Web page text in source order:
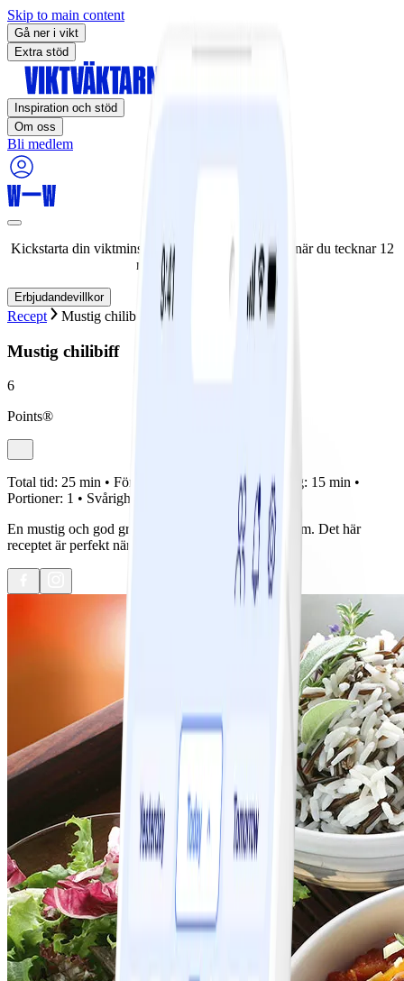
Skip to main content
Gå ner i vikt
Extra stöd
Inspiration och stöd
Om oss
Bli medlem
Kickstarta din viktminskningsresa nu! Spara 50% när du tecknar 12
månaders medlemskap.
Erbjudandevillkor
Recept Mustig chilibiff
Mustig chilibiff
6
Points®
Total tid: 25 min • Förberedelse: 10 min • Tillagning: 15 min •
Portioner: 1 • Svårighetsgrad:
En mustig och god gryta som hela familjen tycker om. Det här
receptet är perfekt när du följer Mättande dag.